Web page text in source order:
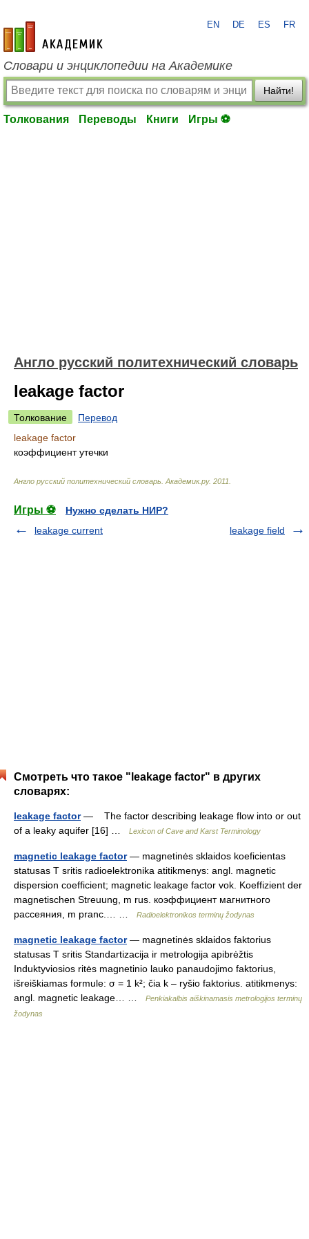
academic.ru
EN DE ES FR
Словари и энциклопедии на Академике
Найти!
Толкования Переводы Книги Игры ⚽
Англо русский политехнический словарь
leakage factor
Толкование
Перевод
leakage factor
коэффициент утечки
Англо русский политехнический словарь Академик.ру. 2011
Игры ⚽
Нужно сделать НИР?
leakage current
leakage field
Смотреть что такое "leakage factor" в других
словарях:
leakage factor— The factor describing leakage flow into or out
of a leaky aquifer [16] …
Lexicon of Cave and Karst Terminology
magnetic leakage factor— magnetinės sklaidos koeficientas
statusas T sritis radioelektronika atitikmenys: angl. magnetic
dispersion coefficient; magnetic leakage factor vok. Koeffizient der
magnetischen Streuung, m rus. коэффициент магнитного
рассеяния, m pranc.… …
Radioelektronikos terminų žodynas
magnetic leakage factor— magnetinės sklaidos faktorius
statusas T sritis Standartizacija ir metrologija apibrėžtis
Induktyviosios ritės magnetinio lauko panaudojimo faktorius,
išreiškiamas formule: σ = 1 k²; čia k – ryšio faktorius. atitikmenys:
angl. magnetic leakage… …
Penkiakalbis aiškinamasis metrologijos terminų
žodynas